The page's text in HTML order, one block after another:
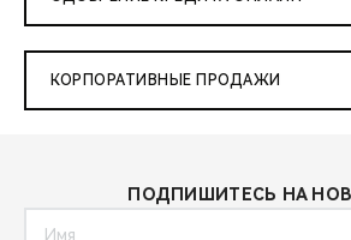
КОРПОРАТИВНЫЕ ПРОДАЖИ
ПОДПИШИТЕСЬ НА